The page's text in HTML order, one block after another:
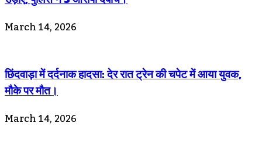
March 14, 2026
छिंदवाड़ा में दर्दनाक हादसा: देर रात ट्रेन की चपेट में आया युवक,
मौके पर मौत।
March 14, 2026